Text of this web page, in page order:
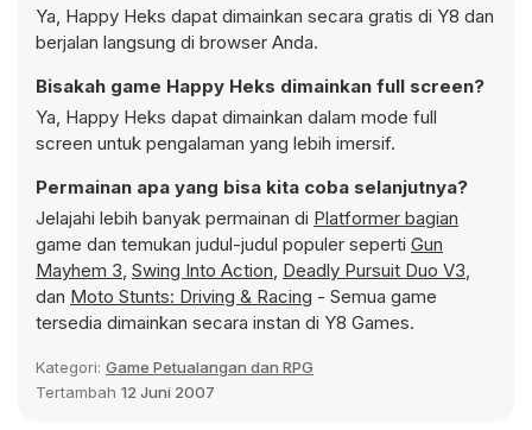
Ya, Happy Heks dapat dimainkan secara gratis di Y8 dan
berjalan langsung di browser Anda.
Bisakah game Happy Heks dimainkan full screen?
Ya, Happy Heks dapat dimainkan dalam mode full
screen untuk pengalaman yang lebih imersif.
Permainan apa yang bisa kita coba selanjutnya?
Jelajahi lebih banyak permainan di Platformer bagian
game dan temukan judul-judul populer seperti Gun
Mayhem 3, Swing Into Action, Deadly Pursuit Duo V3,
dan Moto Stunts: Driving & Racing - Semua game
tersedia dimainkan secara instan di Y8 Games.
Kategori: Game Petualangan dan RPG
Tertambah 12 Juni 2007